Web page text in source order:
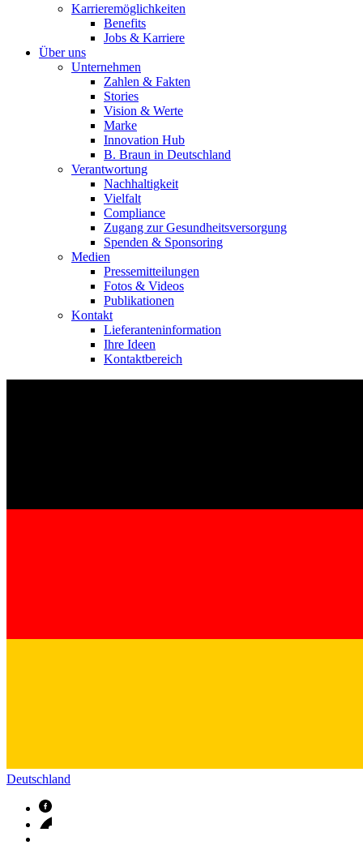
Karrieremöglichkeiten
Benefits
Jobs & Karriere
Über uns
Unternehmen
Zahlen & Fakten
Stories
Vision & Werte
Marke
Innovation Hub
B. Braun in Deutschland
Verantwortung
Nachhaltigkeit
Vielfalt
Compliance
Zugang zur Gesundheitsversorgung
Spenden & Sponsoring
Medien
Pressemitteilungen
Fotos & Videos
Publikationen
Kontakt
Lieferanteninformation
Ihre Ideen
Kontaktbereich
Deutschland